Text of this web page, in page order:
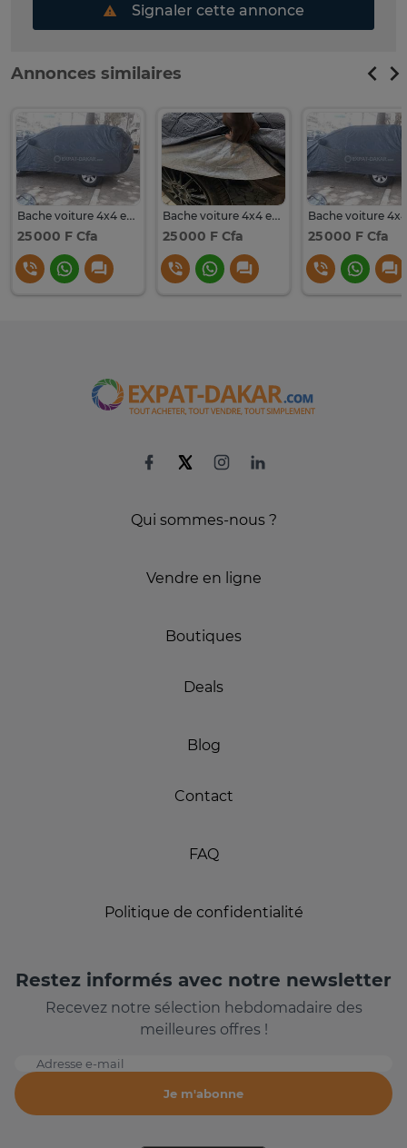
Signaler cette annonce
Annonces similaires
Bache voiture 4x4 et SUV imperméable et doublé en coton
25 000 F Cfa
Bache voiture 4x4 et SUV imperméable et doublé en coton
25 000 F Cfa 25 000 F Cfa
Qui sommes-nous ?
Vendre en ligne
Boutiques
Deals
Blog
Contact
FAQ
Politique de confidentialité
Restez informés avec notre newsletter
Recevez notre sélection hebdomadaire des
meilleures offres !
Adresse e-mail
Je m'abonne